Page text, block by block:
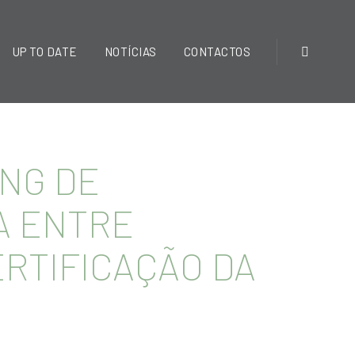
UP TO DATE NOTÍCIAS CONTACTOS
DE
ENTRE
DA